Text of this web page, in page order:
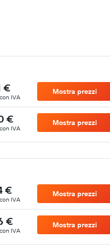
€
IVA
Mostra prezzi
€
IVA
Mostra prezzi
€
IVA
Mostra prezzi
€
IVA
Mostra prezzi